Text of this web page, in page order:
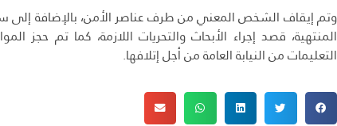
وتم إيقاف الشخص المعني من طرف عناصر الأمن، بالإضافة إلى
المنتهية، قصد إجراء الأبحاث والتحريات اللازمة، كما تم حجز
التعليمات من النيابة العامة من أجل إتلافها.